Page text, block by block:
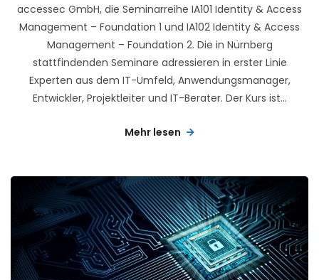
accessec GmbH, die Seminarreihe IA101 Identity & Access
Management – Foundation 1 und IA102 Identity & Access
Management – Foundation 2. Die in Nürnberg
stattfindenden Seminare adressieren in erster Linie
Experten aus dem IT-Umfeld, Anwendungsmanager,
Entwickler, Projektleiter und IT-Berater. Der Kurs ist...
Mehr lesen